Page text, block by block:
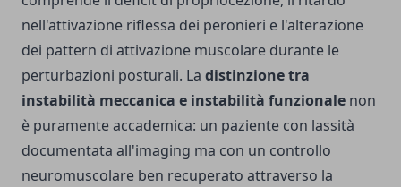
nell'attivazione riflessa dei peronieri e l'alterazione
dei pattern di attivazione muscolare durante le
perturbazioni posturali. La distinzione tra
instabilità meccanica e instabilità funzionale non
è puramente accademica: un paziente con lassità
documentata all'imaging ma con un controllo
neuromuscolare ben recuperato attraverso la